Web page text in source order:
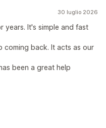
30 luglio 2026
years. It's simple and fast
coming back. It acts as our
been a great help